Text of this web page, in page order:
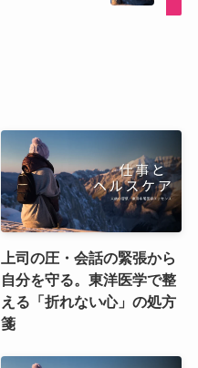
上司の圧・会話の緊張から
自分を守る。東洋医学で整
える「折れない心」の処方
箋